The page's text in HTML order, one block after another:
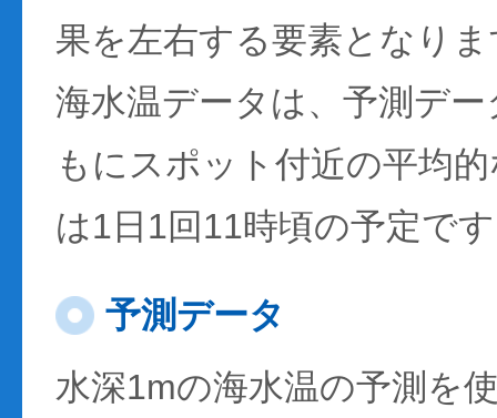
果を左右する要素となり
海水温データは、予測デ
もにスポット付近の平均
は1日1回11時頃の予定で
予測データ
水深1mの海水温の予測を